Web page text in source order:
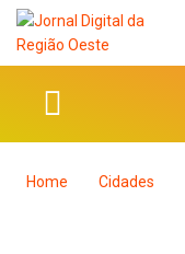
Home Cidades